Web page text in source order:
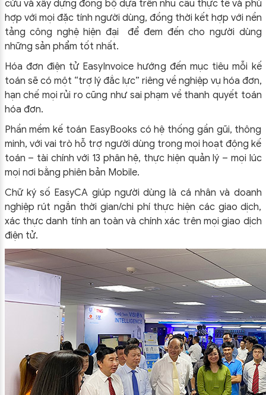
cứu và xây dựng đồng bộ dựa trên nhu cầu thực tế và phù
hợp với mọi đặc tính người dùng, đồng thời kết hợp với nền
tảng công nghệ hiện đại để đem đến cho người dùng
những sản phẩm tốt nhất.
Hóa đơn điện tử EasyInvoice hướng đến mục tiêu mỗi kế
toán sẽ có một “trợ lý đắc lực” riêng về nghiệp vụ hóa đơn,
hạn chế mọi rủi ro cũng như sai phạm về thanh quyết toán
hóa đơn.
Phần mềm kế toán EasyBooks có hệ thống gần gũi, thông
minh, với vai trò hỗ trợ người dùng trong mọi hoạt động kế
toán – tài chính với 13 phân hệ, thực hiện quản lý – mọi lúc
mọi nơi bằng phiên bản Mobile.
Chữ ký số EasyCA giúp người dùng là cá nhân và doanh
nghiệp rút ngắn thời gian/chi phí thực hiện các giao dịch,
xác thực danh tính an toàn và chính xác trên mọi giao dịch
điện tử.